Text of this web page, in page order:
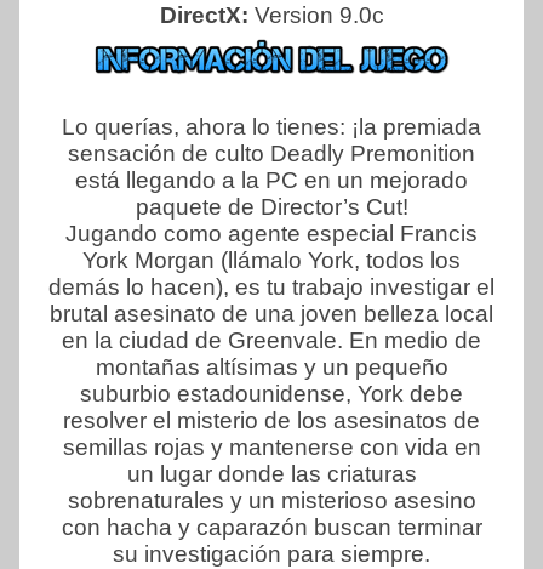
DirectX: Version 9.0c
Lo querías, ahora lo tienes: ¡la premiada
sensación de culto Deadly Premonition
está llegando a la PC en un mejorado
paquete de Director’s Cut!
Jugando como agente especial Francis
York Morgan (llámalo York, todos los
demás lo hacen), es tu trabajo investigar el
brutal asesinato de una joven belleza local
en la ciudad de Greenvale. En medio de
montañas altísimas y un pequeño
suburbio estadounidense, York debe
resolver el misterio de los asesinatos de
semillas rojas y mantenerse con vida en
un lugar donde las criaturas
sobrenaturales y un misterioso asesino
con hacha y caparazón buscan terminar
su investigación para siempre.